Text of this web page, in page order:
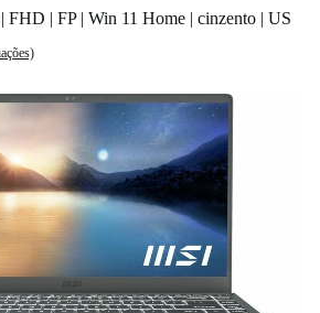
FHD | FP | Win 11 Home | cinzento | US